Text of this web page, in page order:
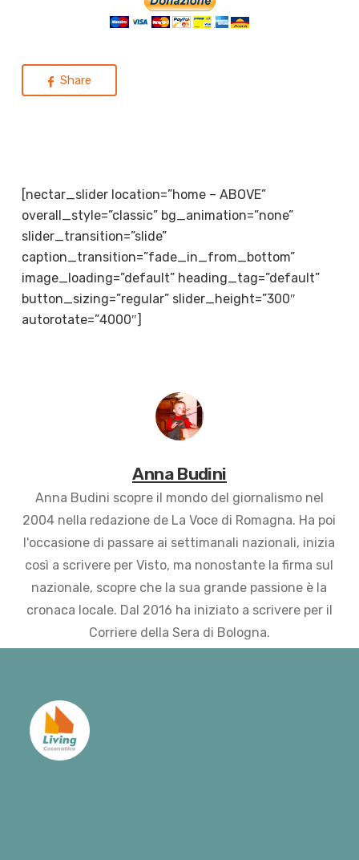
Share
[nectar_slider location=”home – ABOVE”
overall_style=”classic” bg_animation=”none”
slider_transition=”slide”
caption_transition=”fade_in_from_bottom”
image_loading=”default” heading_tag=”default”
button_sizing=”regular” slider_height=”300″
autorotate=”4000″]
Anna Budini
Anna Budini scopre il mondo del giornalismo nel
2004 nella redazione de La Voce di Romagna. Ha poi
l'occasione di passare ai settimanali nazionali, inizia
così a scrivere per Visto, ma nonostante la firma sul
nazionale, scopre che la sua grande passione è la
cronaca locale. Dal 2016 ha iniziato a scrivere per il
Corriere della Sera di Bologna.